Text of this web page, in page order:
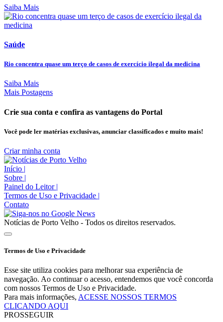
Saiba Mais
Saúde
Rio concentra quase um terço de casos de exercício ilegal da medicina
Saiba Mais
Mais Postagens
Crie sua conta e confira as vantagens do Portal
Você pode ler matérias exclusivas, anunciar classificados e muito mais!
Criar minha conta
Início |
Sobre |
Painel do Leitor |
Termos de Uso e Privacidade |
Contato
Notícias de Porto Velho - Todos os direitos reservados.
Termos de Uso e Privacidade
Esse site utiliza cookies para melhorar sua experiência de
navegação. Ao continuar o acesso, entendemos que você concorda
com nossos Termos de Uso e Privacidade.
Para mais informações, ACESSE NOSSOS TERMOS
CLICANDO AQUI
PROSSEGUIR